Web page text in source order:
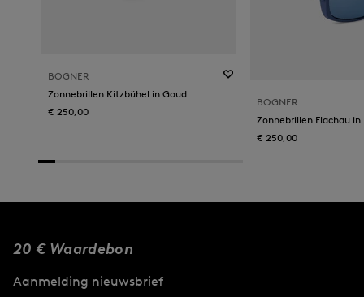
BOGNER
Zonnebrillen Kitzbühel in Goud
€ 250,00
BOGNER
Zonnebrillen Flachau in
€ 250,00
20 € Waardebon
Aanmelding nieuwsbrief